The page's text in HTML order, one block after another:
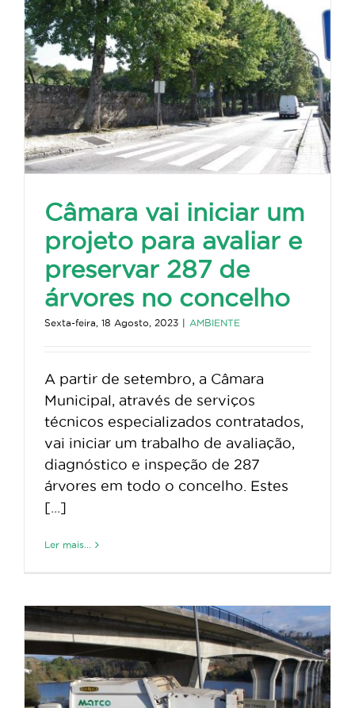
Câmara vai iniciar um
projeto para avaliar e
preservar 287 de
árvores no concelho
Sexta-feira, 18 Agosto, 2023 AMBIENTE
A partir de setembro, a Câmara
Municipal, através de serviços
técnicos especializados contratados,
vai iniciar um trabalho de avaliação,
diagnóstico e inspeção de 287
árvores em todo o concelho. Estes
[...]
Ler mais...